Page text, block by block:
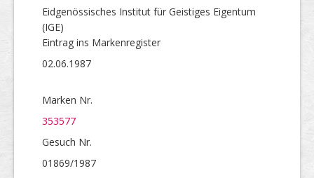
Eidgenössisches Institut für Geistiges Eigentum
(IGE)
Eintrag ins Markenregister
02.06.1987
Marken Nr.
353577
Gesuch Nr.
01869/1987